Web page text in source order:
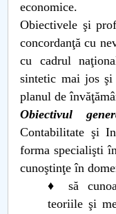
IOSUD/CSUD-
Comisie de etica
Evenimente CUP
Accesibilitate
Raportul
privind
economice.
Obiectivele şi
concordanţă cu
cu cadrul
sintetic mai jos
planul de
Obiectivul
Contabilitate şi
forma specialişti
cunoştinţe în
♦ să
teoriile şi